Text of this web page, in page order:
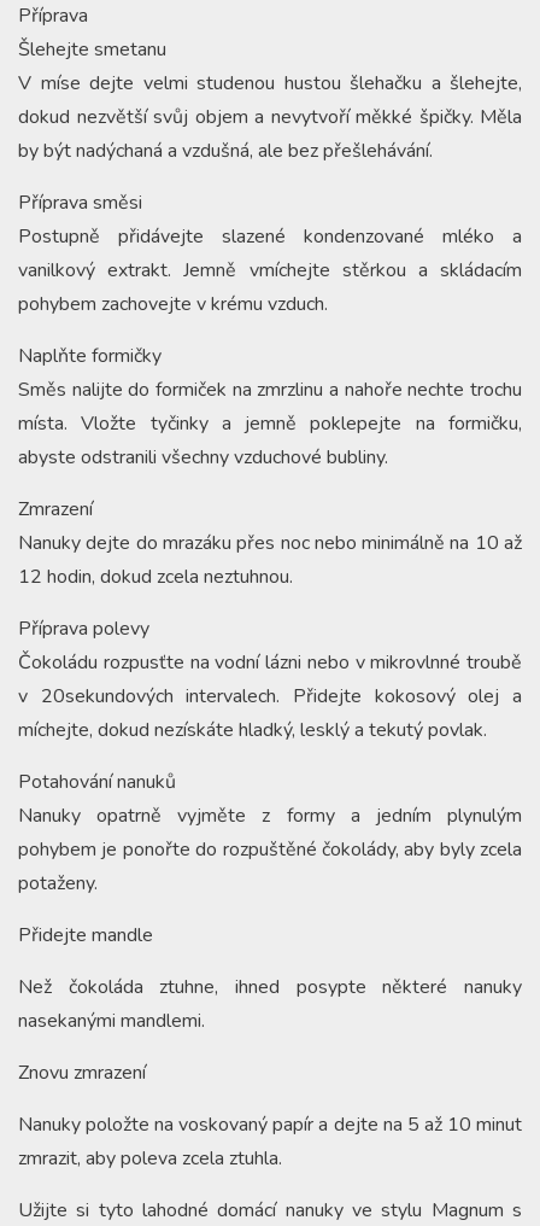
Příprava
Šlehejte smetanu
V míse dejte velmi studenou hustou šlehačku a šlehejte,
dokud nezvětší svůj objem a nevytvoří měkké špičky. Měla
by být nadýchaná a vzdušná, ale bez přešlehávání.
Příprava směsi
Postupně přidávejte slazené kondenzované mléko a
vanilkový extrakt. Jemně vmíchejte stěrkou a skládacím
pohybem zachovejte v krému vzduch.
Naplňte formičky
Směs nalijte do formiček na zmrzlinu a nahoře nechte trochu
místa. Vložte tyčinky a jemně poklepejte na formičku,
abyste odstranili všechny vzduchové bubliny.
Zmrazení
Nanuky dejte do mrazáku přes noc nebo minimálně na 10 až
12 hodin, dokud zcela neztuhnou.
Příprava polevy
Čokoládu rozpusťte na vodní lázni nebo v mikrovlnné troubě
v 20sekundových intervalech. Přidejte kokosový olej a
míchejte, dokud nezískáte hladký, lesklý a tekutý povlak.
Potahování nanuků
Nanuky opatrně vyjměte z formy a jedním plynulým
pohybem je ponořte do rozpuštěné čokolády, aby byly zcela
potaženy.
Přidejte mandle
Než čokoláda ztuhne, ihned posypte některé nanuky
nasekanými mandlemi.
Znovu zmrazení
Nanuky položte na voskovaný papír a dejte na 5 až 10 minut
zmrazit, aby poleva zcela ztuhla.
Užijte si tyto lahodné domácí nanuky ve stylu Magnum s